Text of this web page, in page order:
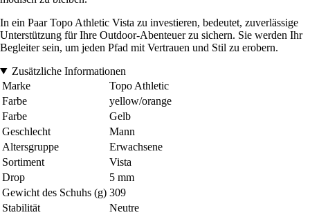
In ein Paar Topo Athletic Vista zu investieren, bedeutet, zuverlässige
Unterstützung für Ihre Outdoor-Abenteuer zu sichern. Sie werden Ihr
Begleiter sein, um jeden Pfad mit Vertrauen und Stil zu erobern.
Zusätzliche Informationen
Marke
Topo Athletic
Farbe
yellow/orange
Farbe
Gelb
Geschlecht
Mann
Altersgruppe
Erwachsene
Sortiment
Vista
Drop
5 mm
Gewicht des Schuhs (g) 309
Stabilität
Neutre